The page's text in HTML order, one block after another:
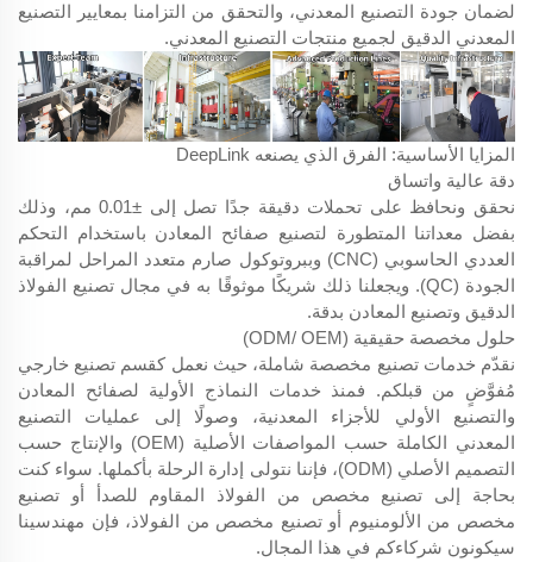
لضمان جودة التصنيع المعدني، والتحقق من التزامنا بمعايير التصنيع
المعدني الدقيق لجميع منتجات التصنيع المعدني.
المزايا الأساسية: الفرق الذي يصنعه DeepLink
دقة عالية واتساق
نحقق ونحافظ على تحملات دقيقة جدًا تصل إلى ±0.01 مم، وذلك
بفضل معداتنا المتطورة لتصنيع صفائح المعادن باستخدام التحكم
العددي الحاسوبي (CNC) وببروتوكول صارم متعدد المراحل لمراقبة
الجودة (QC). ويجعلنا ذلك شريكًا موثوقًا به في مجال تصنيع الفولاذ
الدقيق وتصنيع المعادن بدقة.
حلول مخصصة حقيقية (ODM/ OEM)
نقدّم خدمات تصنيع مخصصة شاملة، حيث نعمل كقسم تصنيع خارجي
مُفوَّضٍ من قبلكم. فمنذ خدمات النماذج الأولية لصفائح المعادن
والتصنيع الأولي للأجزاء المعدنية، وصولًا إلى عمليات التصنيع
المعدني الكاملة حسب المواصفات الأصلية (OEM) والإنتاج حسب
التصميم الأصلي (ODM)، فإننا نتولى إدارة الرحلة بأكملها. سواء كنت
بحاجة إلى تصنيع مخصص من الفولاذ المقاوم للصدأ أو تصنيع
مخصص من الألومنيوم أو تصنيع مخصص من الفولاذ، فإن مهندسينا
سيكونون شركاءكم في هذا المجال.